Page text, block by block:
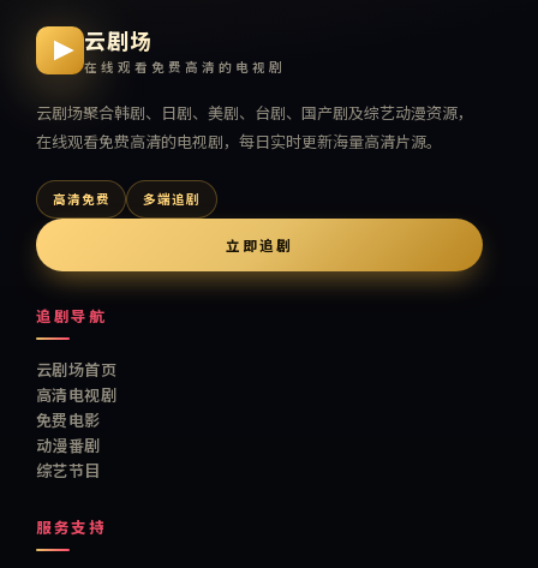
云剧场
在线观看免费高清的电视剧
云剧场聚合韩剧、日剧、美剧、台剧、国产剧及综艺动漫资源，
在线观看免费高清的电视剧，每日实时更新海量高清片源。
高清免费 多端追剧
立即追剧
追剧导航
云剧场首页
高清电视剧
免费电影
动漫番剧
综艺节目
服务支持